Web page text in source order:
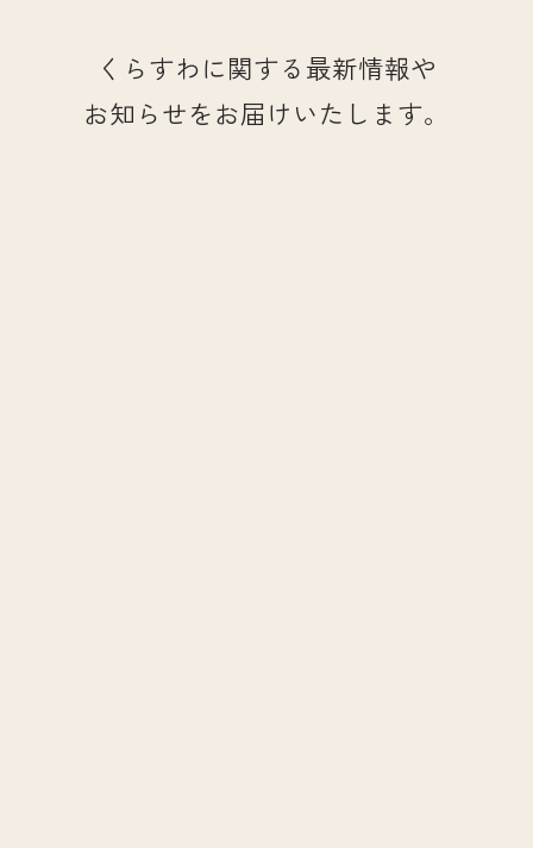
くらすわに関する最新情報や
お知らせをお届けいたします。